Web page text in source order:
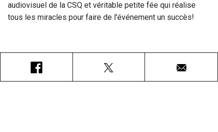
audiovisuel de la CSQ et véritable petite fée qui réalise
tous les miracles pour faire de l'événement un succès!
Courriel